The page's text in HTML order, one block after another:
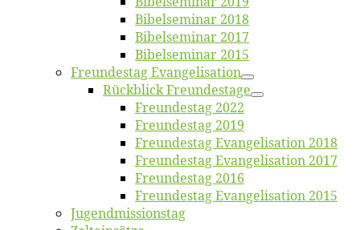
Bi­bel­se­mi­nar 2018
Bibelsemi­nar 2017
Bibelsemi­nar 2015
Freun­des­tag Evangelisation
Rück­blick Freundestage
Freun­des­tag 2022
Freun­des­tag 2019
Freun­des­tag Evan­ge­li­sa­ti­on 2018
Freun­des­tag Evan­ge­li­sa­ti­on 2017
Freun­des­tag 2016
Freun­des­tag Evan­ge­li­sa­ti­on 2015
Jugend­mis­sions­tag